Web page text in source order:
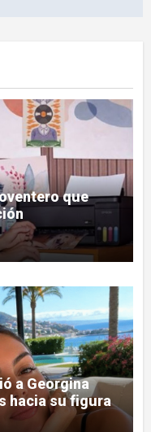
que
a Georgina
hacia su figura